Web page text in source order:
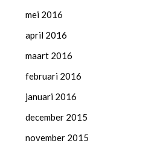
mei 2016
april 2016
maart 2016
februari 2016
januari 2016
december 2015
november 2015